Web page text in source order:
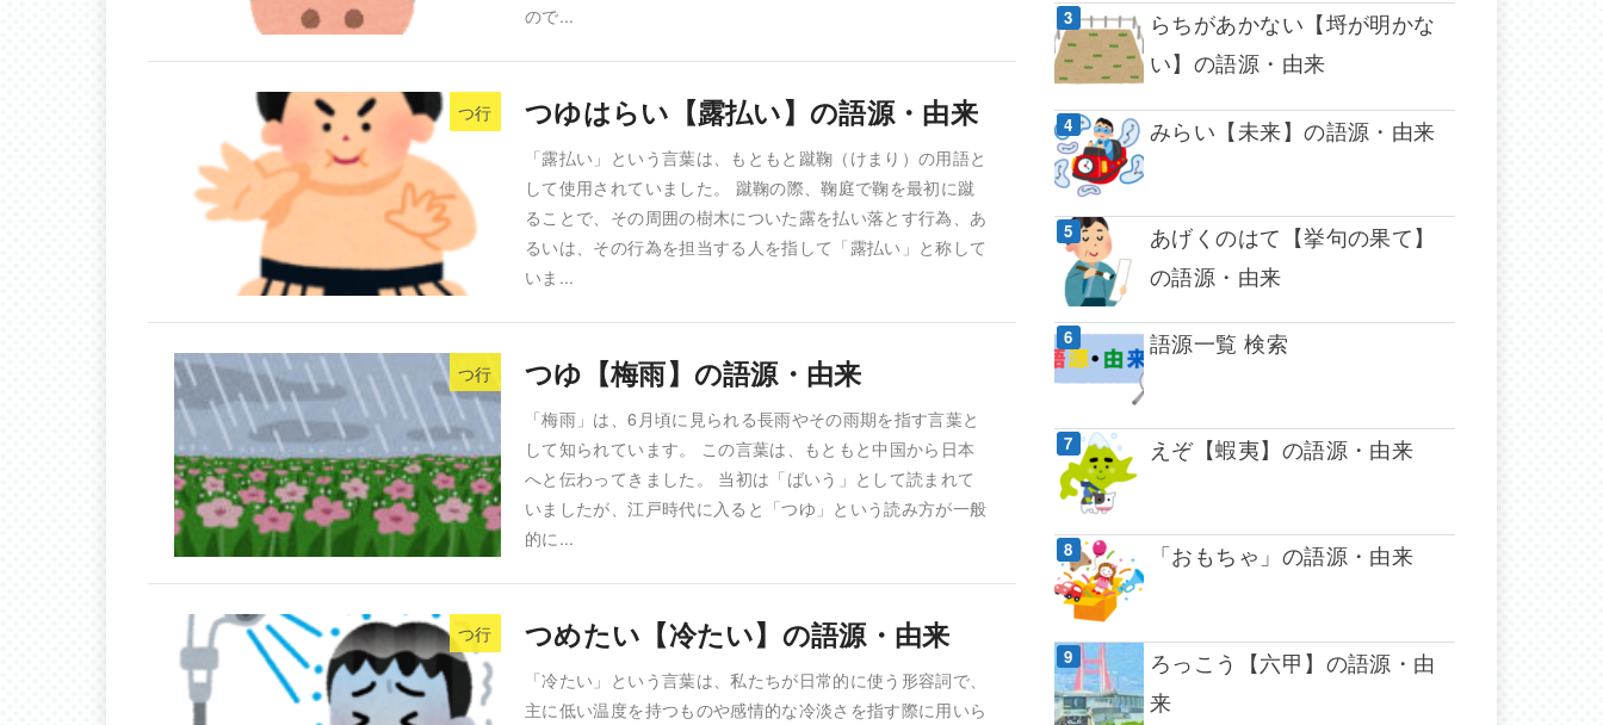
ので...
つ行 つゆはらい【露払い】の語源・由来
「露払い」という言葉は、もともと蹴鞠（けまり）の用語と
して使用されていました。 蹴鞠の際、鞠庭で鞠を最初に蹴
ることで、その周囲の樹木についた露を払い落とす行為、あ
るいは、その行為を担当する人を指して「露払い」と称して
いま...
つ行 つゆ【梅雨】の語源・由来
「梅雨」は、6月頃に見られる長雨やその雨期を指す言葉と
して知られています。 この言葉は、もともと中国から日本
へと伝わってきました。 当初は「ばいう」として読まれて
いましたが、江戸時代に入ると「つゆ」という読み方が一般
的に...
つ行 つめたい【冷たい】の語源・由来
「冷たい」という言葉は、私たちが日常的に使う形容詞で、
主に低い温度を持つものや感情的な冷淡さを指す際に用いら
らちがあかない【埒が明かな
い】の語源・由来
みらい【未来】の語源・由来
あげくのはて【挙句の果て】
の語源・由来
語源一覧 検索
えぞ【蝦夷】の語源・由来
「おもちゃ」の語源・由来
ろっこう【六甲】の語源・由
来